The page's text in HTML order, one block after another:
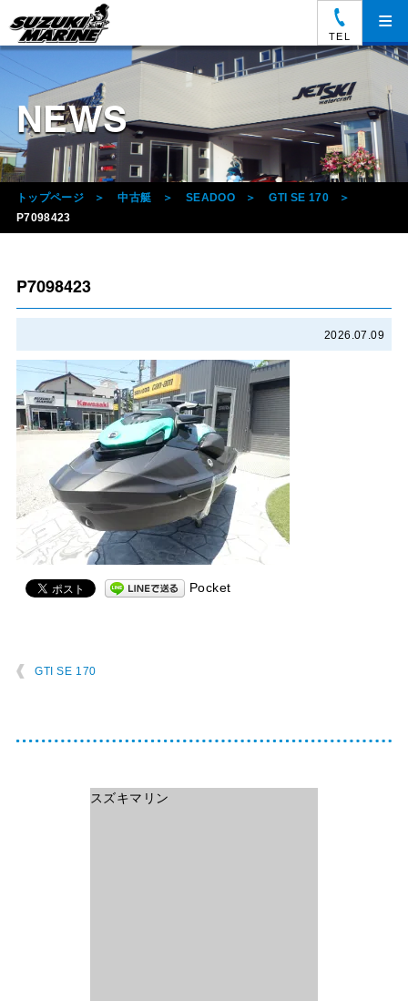
TEL
≡
NEWS
トップページ 中古艇 SEADOO
GTI SE 170
P7098423
P7098423
2026.07.09
Pocket
GTI SE 170
スズキマリン